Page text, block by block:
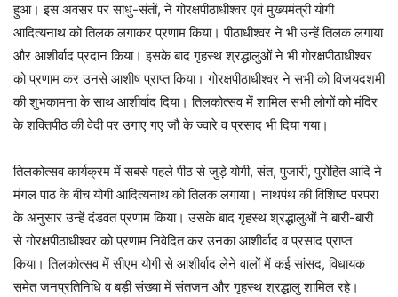
हुआ। इस अवसर पर साधु-संतों, ने गोरक्षपीठाधीश्वर एवं मुख्यमंत्री योगी
आदित्यनाथ को तिलक लगाकर प्रणाम किया। पीठाधीश्वर ने भी उन्हें तिलक लगाया
और आशीर्वाद प्रदान किया। इसके बाद गृहस्थ श्रद्धालुओं ने भी गोरक्षपीठाधीश्वर
को प्रणाम कर उनसे आशीष प्राप्त किया। गोरक्षपीठाधीश्वर ने सभी को विजयदशमी
की शुभकामना के साथ आशीर्वाद दिया। तिलकोत्सव में शामिल सभी लोगों को मंदिर
के शक्तिपीठ की वेदी पर उगाए गए जौ के ज्वारे व प्रसाद भी दिया गया।
तिलकोत्सव कार्यक्रम में सबसे पहले पीठ से जुड़े योगी, संत, पुजारी, पुरोहित आदि ने
मंगल पाठ के बीच योगी आदित्यनाथ को तिलक लगाया। नाथपंथ की विशिष्ट परंपरा
के अनुसार उन्हें दंडवत प्रणाम किया। उसके बाद गृहस्थ श्रद्धालुओं ने बारी-बारी
से गोरक्षपीठाधीश्वर को प्रणाम निवेदित कर उनका आशीर्वाद व प्रसाद प्राप्त
किया। तिलकोत्सव में सीएम योगी से आशीर्वाद लेने वालों में कई सांसद, विधायक
समेत जनप्रतिनिधि व बड़ी संख्या में संतजन और गृहस्थ श्रद्धालु शामिल रहे।